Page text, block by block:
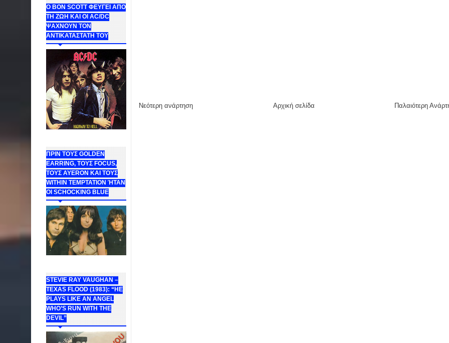
Ο BON SCOTT ΦΕΥΓΕΙ ΑΠΟ
ΤΗ ΖΩΗ ΚΑΙ ΟΙ AC/DC
ΨΑΧΝΟΥΝ ΤΟΝ
ΑΝΤΙΚΑΤΑΣΤΑΤΗ ΤΟΥ
ΠΡΙΝ ΤΟΥΣ GOLDEN
EARRING, ΤΟΥΣ FOCUS,
ΤΟΥΣ ΑΥΕROΝ ΚΑΙ ΤΟΥΣ
WITHIN TEMPTATION ΉΤΑΝ
ΟΙ SCHOCKING BLUE
STEVIE RAY VAUGHAN –
TEXAS FLOOD (1983): “HE
PLAYS LIKE AN ANGEL
WHO’S RUN WITH THE
DEVIL”
Νεότερη ανάρτηση Παλαιότερη
Αρχική σελίδα